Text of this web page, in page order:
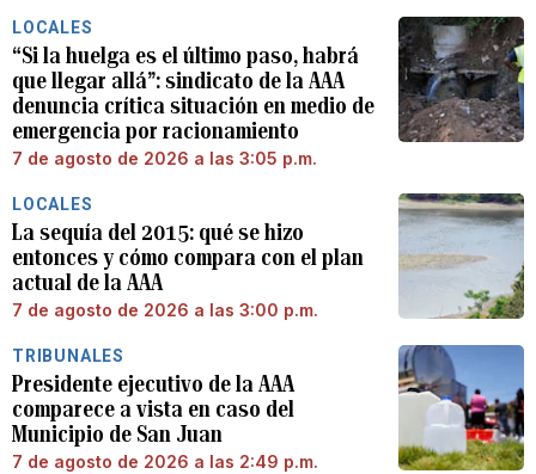
LOCALES
“Si la huelga es el último paso, habrá
que llegar allá”: sindicato de la AAA
denuncia crítica situación en medio de
emergencia por racionamiento
7 de agosto de 2026 a las 3:05 p.m.
LOCALES
La sequía del 2015: qué se hizo
entonces y cómo compara con el plan
actual de la AAA
7 de agosto de 2026 a las 3:00 p.m.
TRIBUNALES
Presidente ejecutivo de la AAA
comparece a vista en caso del
Municipio de San Juan
7 de agosto de 2026 a las 2:49 p.m.